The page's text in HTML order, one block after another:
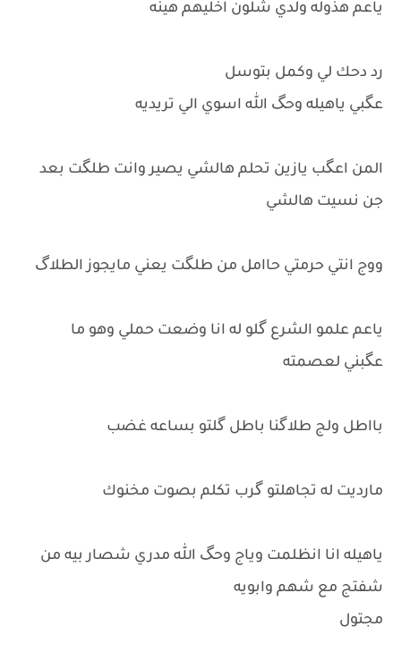
ياعم هذوله ولدي شلون اخليهم هينه
رد دحك لي وكمل بتوسل
عگبي ياهيله وحگ الله اسوي الي تريديه
المن اعگب يازين تحلم هالشي يصير وانت طلگت بعد
جن نسيت هالشي
ووج انتي حرمتي حاامل من طلگت يعني مايجوز الطلاگ
ياعم علمو الشرع گلو له انا وضعت حملي وهو ما
عگبني لعصمته
بااطل ولج طلاگنا باطل گلتو بساعه غضب
مارديت له تجاهلتو گرب تكلم بصوت مخنوك
ياهيله انا انظلمت وياج وحگ الله مدري شصار بيه من
شفتج مع شهم وابويه
مجتول